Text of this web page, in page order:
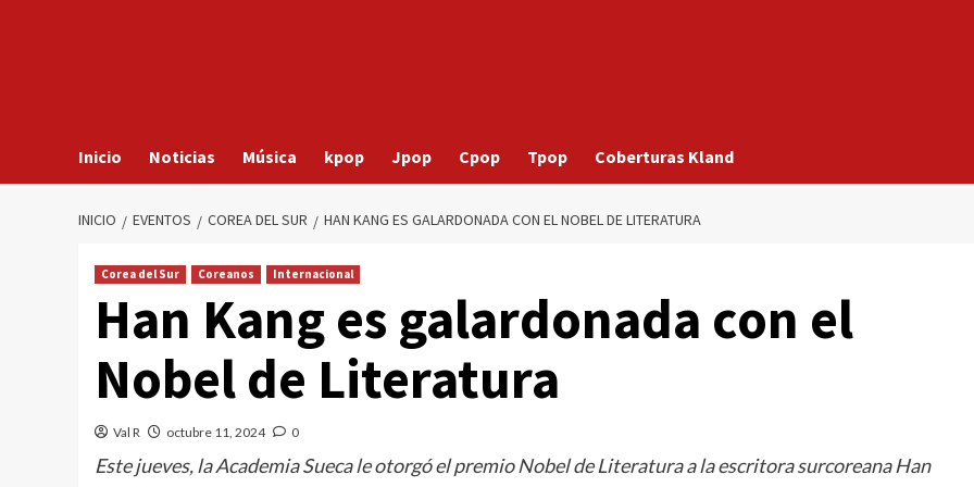
Inicio Noticias Música kpop Jpop Cpop Tpop Coberturas Kland
INICIO EVENTOS COREA DEL SUR HAN KANG ES GALARDONADA CON EL NOBEL DE LITERATURA
Corea del Sur Coreanos Internacional
Han Kang es galardonada con el
Nobel de Literatura
Val R octubre 11, 2024 0
Este jueves, la Academia Sueca le otorgó el premio Nobel de Literatura a la escritora surcoreana Han